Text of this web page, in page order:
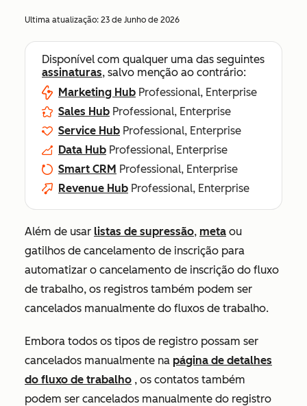
Ultima atualização: 23 de Junho de 2026
Disponível com qualquer uma das seguintes
assinaturas, salvo menção ao contrário:
Marketing Hub Professional, Enterprise
Sales Hub Professional, Enterprise
Service Hub Professional, Enterprise
Data Hub Professional, Enterprise
Smart CRM Professional, Enterprise
Revenue Hub Professional, Enterprise
Além de usar listas de supressão, meta ou
gatilhos de cancelamento de inscrição para
automatizar o cancelamento de inscrição do fluxo
de trabalho, os registros também podem ser
cancelados manualmente do fluxos de trabalho.
Embora todos os tipos de registro possam ser
cancelados manualmente na página de detalhes
do fluxo de trabalho , os contatos também
podem ser cancelados manualmente do registro